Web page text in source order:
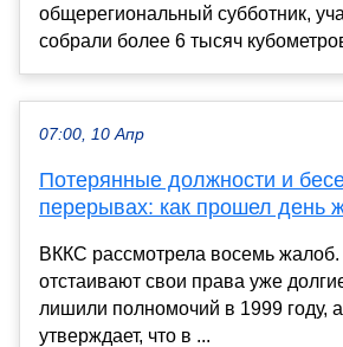
общерегиональный субботник,
собрали более 6 тысяч
07:00, 10 Апр
Потерянные должности и
перерывах: как прошел день
ВККС рассмотрела восемь жалоб.
отстаивают свои права уже
лишили полномочий в 1999 году,
утверждает, что в ...